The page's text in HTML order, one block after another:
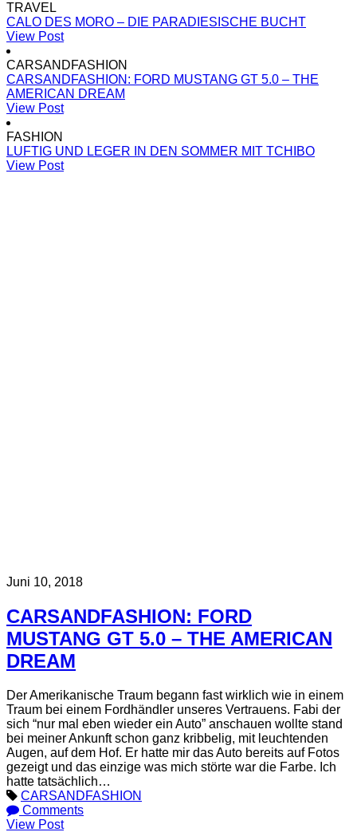
TRAVEL
CALO DES MORO – DIE PARADIESISCHE BUCHT
View Post
CARSANDFASHION
CARSANDFASHION: FORD MUSTANG GT 5.0 – THE
AMERICAN DREAM
View Post
FASHION
LUFTIG UND LEGER IN DEN SOMMER MIT TCHIBO
View Post
Juni 10, 2018
CARSANDFASHION: FORD
MUSTANG GT 5.0 – THE AMERICAN
DREAM
Der Amerikanische Traum begann fast wirklich wie in einem
Traum bei einem Fordhändler unseres Vertrauens. Fabi der
sich “nur mal eben wieder ein Auto” anschauen wollte stand
bei meiner Ankunft schon ganz kribbelig, mit leuchtenden
Augen, auf dem Hof. Er hatte mir das Auto bereits auf Fotos
gezeigt und das einzige was mich störte war die Farbe. Ich
hatte tatsächlich…
CARSANDFASHION
Comments
View Post